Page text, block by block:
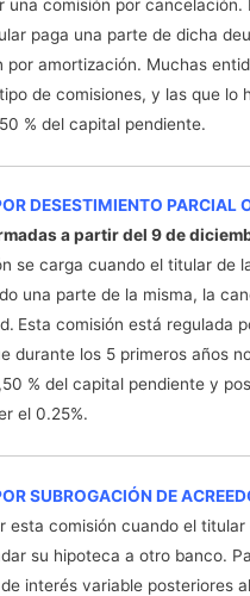
una comisión por cancelación.
paga una parte de dicha
por amortización. Muchas
de comisiones, y las que lo
% del capital pendiente.
DESESTIMIENTO PARCIAL
a partir del 9 de
se carga cuando el titular de
una parte de la misma, la
Esta comisión está regulada
durante los 5 primeros años
% del capital pendiente y
el 0.25%.
SUBROGACIÓN DE
esta comisión cuando el
su hipoteca a otro banco.
interés variable posteriores